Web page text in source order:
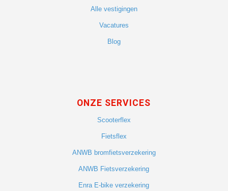
Alle vestigingen
Vacatures
Blog
ONZE SERVICES
Scooterflex
Fietsflex
ANWB bromfietsverzekering
ANWB Fietsverzekering
Enra E-bike verzekering